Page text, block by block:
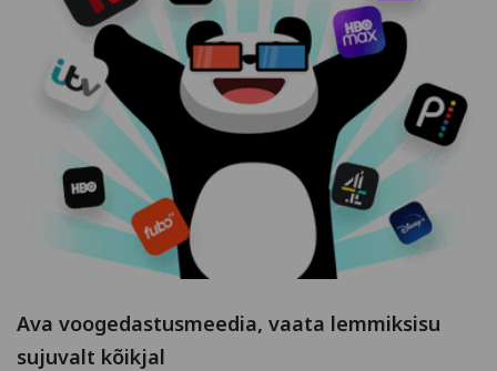
Ava voogedastusmeedia, vaata lemmiksisu
sujuvalt kõikjal